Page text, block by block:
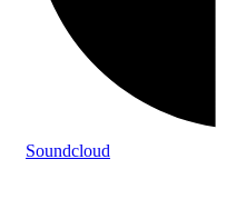
Soundcloud